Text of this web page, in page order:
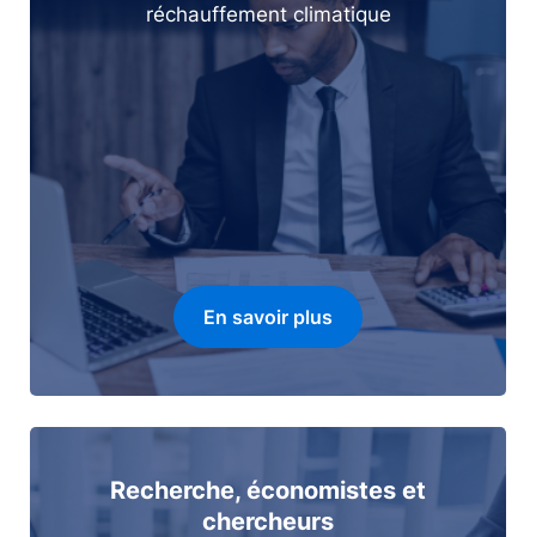
réchauffement climatique
En savoir plus
Recherche, économistes et
chercheurs